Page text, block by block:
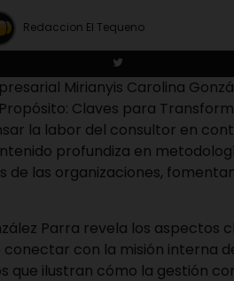
Redaccion El Tequeno
Mirianyis Carolina
Claves para
la labor del consultor en
profundiza en
de las organizaciones,
Parra revela los aspectos
con la misión interna
que ilustran cómo la gestión